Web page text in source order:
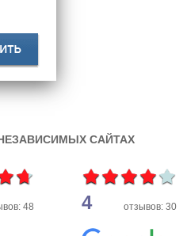
НЕЗАВИСИМЫХ САЙТАХ
48 4 отзывов: 30